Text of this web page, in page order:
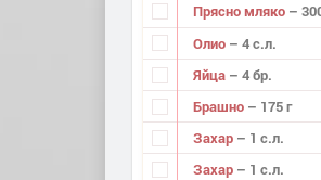
Прясно мляко –
Олио – 4 с.л.
Яйца – 4 бр.
Брашно – 175 г
Захар – 1 с.л.
Захар – 1 с.л.